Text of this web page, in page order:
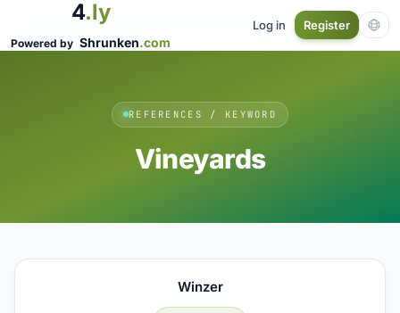
4.ly
Powered by Shrunken.com
Log in Register
REFERENCES / KEYWORD
Vineyards
Winzer